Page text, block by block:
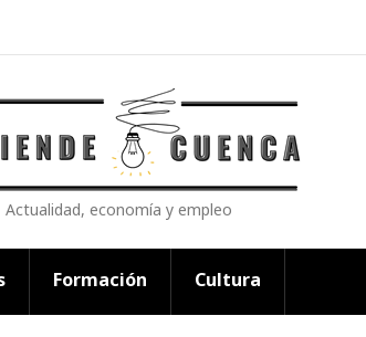
Actualidad, economía y empleo
Formación Cultura